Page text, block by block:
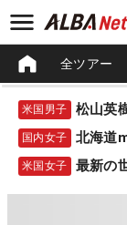
全ツアー
米国男子 松山英
国内女子 北海道
米国女子 最新の